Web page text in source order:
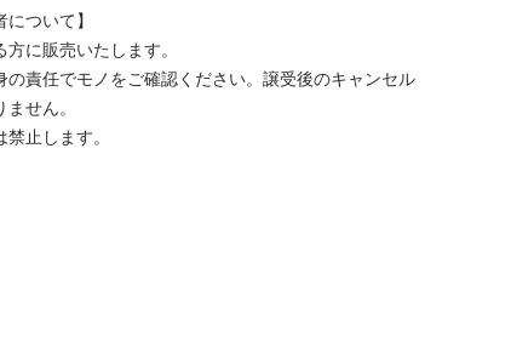
について】
に販売いたします。
の責任でモノをご確認ください。譲受後のキャンセル
せん。
⽌します。